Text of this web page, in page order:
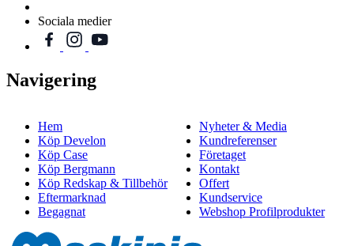
Sociala medier
Navigering
Hem
Köp Develon
Köp Case
Köp Bergmann
Köp Redskap & Tillbehör
Eftermarknad
Begagnat
Nyheter & Media
Kundreferenser
Företaget
Kontakt
Offert
Kundservice
Webshop Profilprodukter